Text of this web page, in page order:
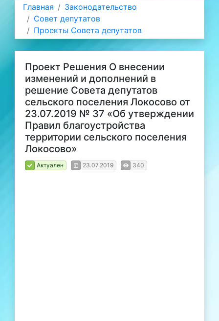
Главная
Законодательство
Совет депутатов
Проекты Совета депутатов
Проект Решения О внесении
изменений и дополнений в
решение Совета депутатов
сельского поселения Локосово от
23.07.2019 № 37 «Об утверждении
Правил благоустройства
территории сельского поселения
Локосово»
Актуален 23.07.2019 340